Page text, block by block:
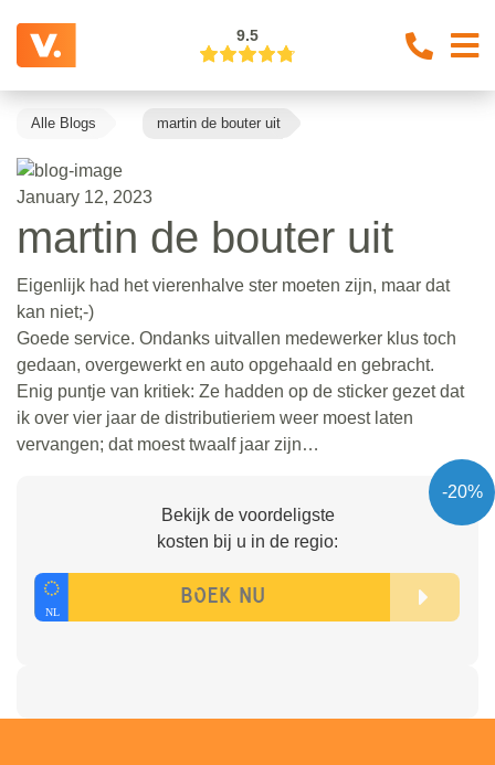
9.5
Alle Blogs martin de bouter uit
January 12, 2023
martin de bouter uit
Eigenlijk had het vierenhalve ster moeten zijn, maar dat
kan niet;-)
Goede service. Ondanks uitvallen medewerker klus toch
gedaan, overgewerkt en auto opgehaald en gebracht.
Enig puntje van kritiek: Ze hadden op de sticker gezet dat
ik over vier jaar de distributieriem weer moest laten
vervangen; dat moest twaalf jaar zijn…
-20%
Bekijk de voordeligste
kosten bij u in de regio: